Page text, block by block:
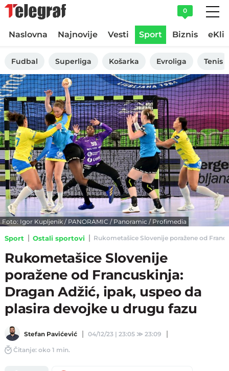
0
Naslovna Najnovije Vesti Sport Biznis
Fudbal Superliga Košarka Evroliga Tenis
Foto: Igor Kupljenik / PANORAMIC / Panoramic / Profimedia
Sport Ostali sportovi Rukometašice Slovenije poražene od
Rukometašice Slovenije
poražene od Francuskinja:
Dragan Adžić, ipak, uspeo da
plasira devojke u drugu fazu
Stefan Pavićević 04/12/23 | 23:05 ≫23:09
Čitanje: oko 1 min.